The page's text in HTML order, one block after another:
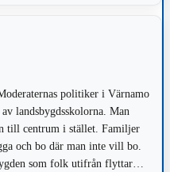
kransorter. En
även locka från olika
politiker i Värnamo
landsbygdsskolorna. Man
till centrum i stället. Familjer
och bo där man inte vill bo.
som folk utifrån flyttar